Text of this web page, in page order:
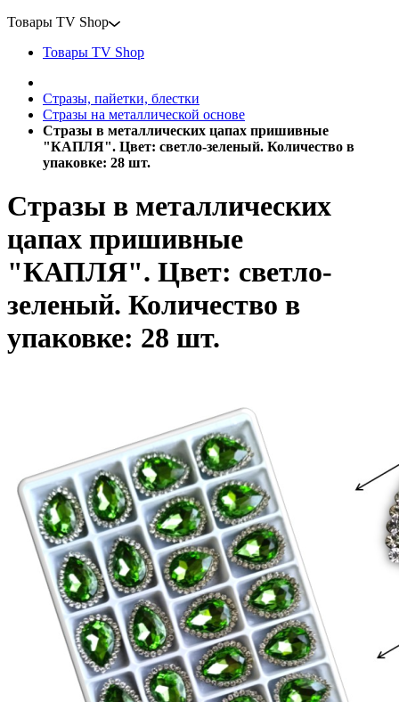
Товары TV Shop
Товары TV Shop
Стразы, пайетки, блестки
Стразы на металлической основе
Стразы в металлических цапах пришивные
"КАПЛЯ". Цвет: светло-зеленый. Количество в
упаковке: 28 шт.
Стразы в металлических
цапах пришивные
"КАПЛЯ". Цвет: светло-
зеленый. Количество в
упаковке: 28 шт.